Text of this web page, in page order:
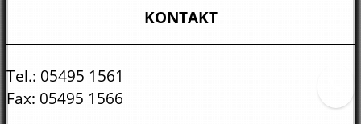
KONTAKT
Tel.: 05495 1561
Fax: 05495 1566